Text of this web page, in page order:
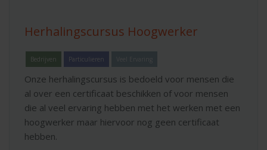
Herhalingscursus Hoogwerker
Bedrijven Particulieren Veel Ervaring
Onze herhalingscursus is bedoeld voor mensen die
al over een certificaat beschikken of voor mensen
die al veel ervaring hebben met het werken met een
hoogwerker maar hiervoor nog geen certificaat
hebben.